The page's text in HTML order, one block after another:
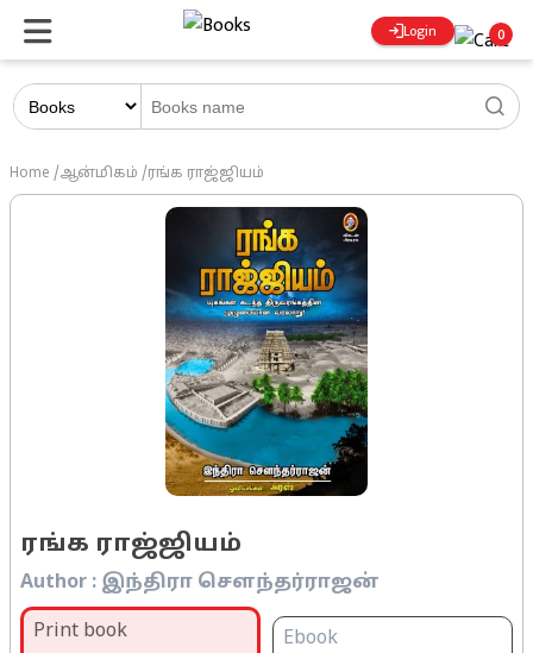
Login 0
Home /ஆன்மிகம் /ரங்க ராஜ்ஜியம்
ரங்க ராஜ்ஜியம்
Author : இந்திரா சௌந்தர்ராஜன்
Print book Ebook